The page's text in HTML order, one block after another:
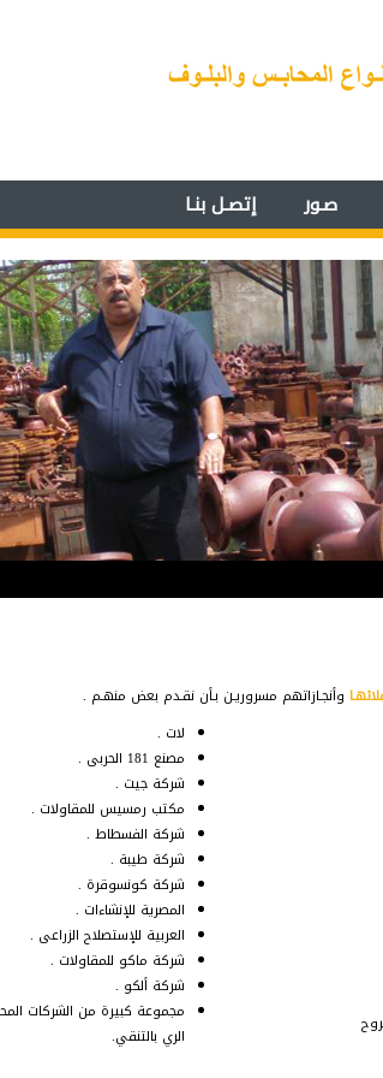
صـور إتصـل بنـا
وأنجـازاتهم مسروريـن بـأن نقـدم بعض منهـم
لات .
مصنع 181 الحربى .
شركة جيت .
مكتب رمسيس للمقاولات .
شركة الفسطاط .
شركة طيبة .
شركة كونسوقرة .
المصرية للإنشاءات .
العربية للإستصلاح الزراعى .
شركة ماكو للمقاولات .
شركة ألكو .
مجموعة كبيرة من الشركات
الري بالتنقي.